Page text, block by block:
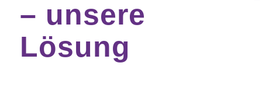
– unsere
Lösung